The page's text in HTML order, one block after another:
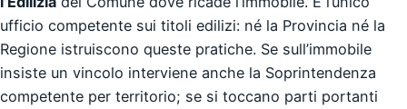
ufficio competente sui titoli edilizi: né la Provincia né la
Regione istruiscono queste pratiche. Se sull’immobile
insiste un vincolo interviene anche la Soprintendenza
competente per territorio; se si toccano parti portanti